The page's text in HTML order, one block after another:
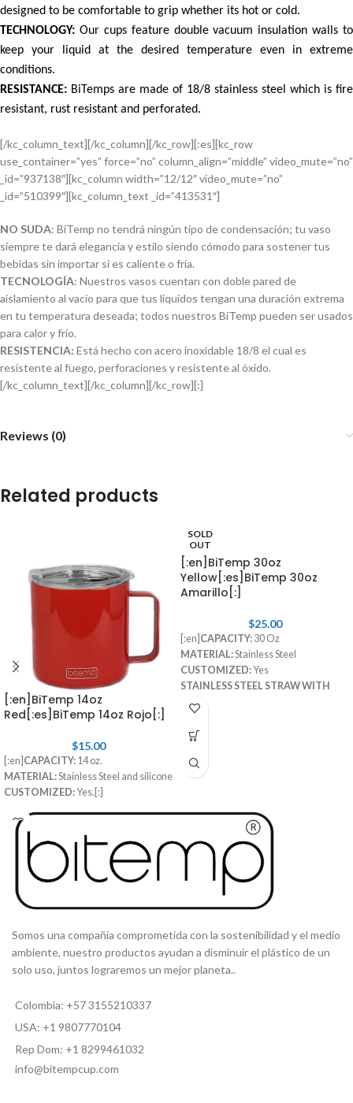
designed to be comfortable to grip whether its hot or cold.
TECHNOLOGY: Our cups feature double vacuum insulation walls to
keep your liquid at the desired temperature even in extreme
conditions.
RESISTANCE: BiTemps are made of 18/8 stainless steel which is fire
resistant, rust resistant and perforated.
[/kc_column_text][/kc_column][/kc_row][:es][kc_row
use_container=”yes” force=”no” column_align=”middle” video_mute=”no”
_id=”937138″][kc_column width=”12/12″ video_mute=”no”
_id=”510399″][kc_column_text _id=”413531″]
NO SUDA: BiTemp no tendrá ningún tipo de condensación; tu vaso
siempre te dará elegancia y estilo siendo cómodo para sostener tus
bebidas sin importar si es caliente o fría.
TECNOLOGÍA: Nuestros vasos cuentan con doble pared de
aislamiento al vacío para que tus líquidos tengan una duración extrema
en tu temperatura deseada; todos nuestros BiTemp pueden ser usados
para calor y frío.
RESISTENCIA: Está hecho con acero inoxidable 18/8 el cual es
resistente al fuego, perforaciones y resistente al óxido.
[/kc_column_text][/kc_column][/kc_row][:]
Reviews (0)
Related products
[:en]BiTemp 14oz
Red[:es]BiTemp 14oz Rojo[:]
$15.00
[:en] CAPACITY: 14 oz.
MATERIAL:Stainless Steel and silicone
CUSTOMIZED:Yes.[:]
SOLD
OUT
[:en]BiTemp 30oz
Yellow[:es]BiTemp 30oz
Amarillo[:]
$25.00
[:en] CAPACITY: 30 Oz
MATERIAL:Stainless Steel
CUSTOMIZED:Yes
STAINLESS STEEL STRAW WITH
RUBBER TIP:
Included[:es]
PERSONALIZABLE
TAPA SEGURA:Incluida
Somos una compañía comprometida con la sostenibilidad y el medio
ambiente, nuestro productos ayudan a disminuir el plástico de un
solo uso, juntos lograremos un mejor planeta..
Colombia: +57 3155210337
USA: +1 9807770104
Rep Dom: +1 8299461032
info@bitempcup.com